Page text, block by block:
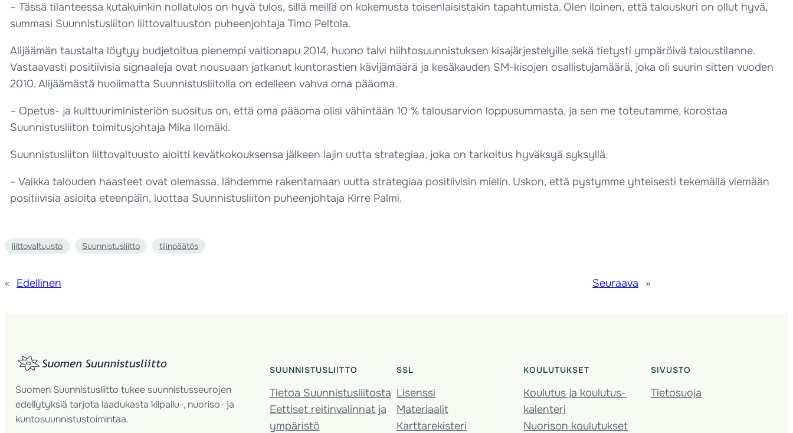
– Tässä tilanteessa kutakuinkin nollatulos on hyvä tulos, sillä meillä on kokemusta toisenlaisistakin tapahtumista. Olen iloinen, että talouskuri on ollut hyvä,
summasi Suunnistusliiton liittovaltuuston puheenjohtaja Timo Peltola.
Alijäämän taustalta löytyy budjetoitua pienempi valtionapu 2014, huono talvi hiihtosuunnistuksen kisajärjestelyille sekä tietysti ympäröivä taloustilanne.
Vastaavasti positiivisia signaaleja ovat nousuaan jatkanut kuntorastien kävijämäärä ja kesäkauden SM-kisojen osallistujamäärä, joka oli suurin sitten vuoden
2010. Alijäämästä huolimatta Suunnistusliitolla on edelleen vahva oma pääoma.
– Opetus- ja kulttuuriministeriön suositus on, että oma pääoma olisi vähintään 10 % talousarvion loppusummasta, ja sen me toteutamme, korostaa
Suunnistusliiton toimitusjohtaja Mika Ilomäki.
Suunnistusliiton liittovaltuusto aloitti kevätkokouksensa jälkeen lajin uutta strategiaa, joka on tarkoitus hyväksyä syksyllä.
– Vaikka talouden haasteet ovat olemassa, lähdemme rakentamaan uutta strategiaa positiivisin mielin. Uskon, että pystymme yhteisesti tekemällä viemään
positiivisia asioita eteenpäin, luottaa Suunnistusliiton puheenjohtaja Kirre Palmi.
liittovaltuusto Suunnistusliitto tilinpäätös
« Edellinen Seuraava »
Suomen Suunnistusliitto tukee suunnistusseurojen
edellytyksiä tarjota laadukasta kilpailu-, nuoriso- ja
kuntosuunnistustoimintaa.
SUUNNISTUSLIITTO
Tietoa Suunnistusliitosta
Eettiset reitinvalinnat ja
ympäristö
SSL
Lisenssi
Materiaalit
Karttarekisteri
KOULUTUKSET
Koulutus ja koulutus­
kalenteri
Nuorison koulutukset
SIVUSTO
Tietosuoja